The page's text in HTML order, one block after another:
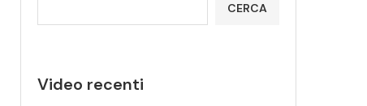
CERCA
Video recenti